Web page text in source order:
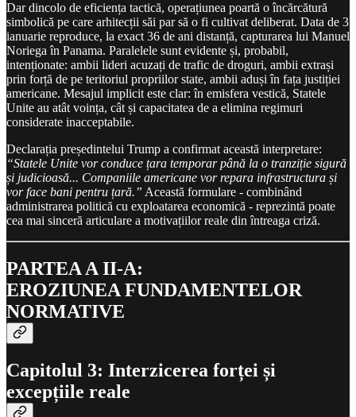
Dar dincolo de eficiența tactică, operațiunea poartă o încărcătură
simbolică pe care arhitecții săi par să o fi cultivat deliberat. Data de 3
ianuarie reproduce, la exact 36 de ani distanță, capturarea lui Manuel
Noriega în Panama. Paralelele sunt evidente și, probabil,
intenționate: ambii lideri acuzați de trafic de droguri, ambii extrași
prin forță de pe teritoriul propriilor state, ambii aduși în fața justiției
americane. Mesajul implicit este clar: în emisfera vestică, Statele
Unite au atât voința, cât și capacitatea de a elimina regimuri
considerate inacceptabile.
Declarația președintelui Trump a confirmat această interpretare:
“Statele Unite vor conduce țara temporar până la o tranziție sigură
și judicioasă... Companiile americane vor repara infrastructura și
vor face bani pentru țară.” Această formulare - combinând
administrarea politică cu exploatarea economică - reprezintă poate
cea mai sinceră articulare a motivațiilor reale din întreaga criză.
PARTEA A II-A:
EROZIUNEA FUNDAMENTELOR
NORMATIVE
Capitolul 3: Interzicerea forței și
excepțiile reale